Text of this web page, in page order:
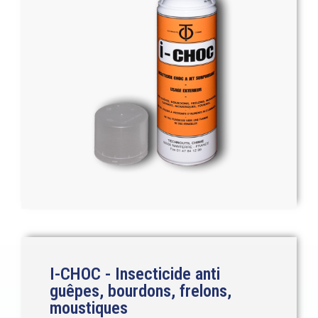
I-CHOC - Insecticide anti
guêpes, bourdons, frelons,
moustiques